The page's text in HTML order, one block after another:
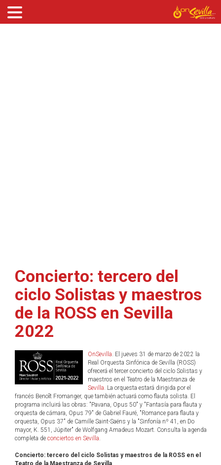
Concierto: tercero del
ciclo Solistas y maestros
de la ROSS en Sevilla
2022
OnSevilla. El jueves 31 de marzo de 2022 la
Real Orquesta Sinfónica de Sevilla (ROSS)
ofrecerá el tercer concierto del ciclo Solistas y
maestros en el Teatro de la Maestranza de
Sevilla. La orquesta estará dirigida por el
francés Benoȋt Fromanger, que también actuará como flauta solista. El
programa incluirá las obras: "Pavana, Opus 50" y "Fantasía para flauta y
orquesta de cámara, Opus 79" de Gabriel Fauré, "Romance para flauta y
orquesta, Opus 37" de Camille Saint-Saëns y la "Sinfonía nº 41, en Do
mayor, K. 551, Júpiter" de Wolfgang Amadeus Mozart. Consulta la agenda
completa de conciertos en Sevilla.
Concierto: tercero del ciclo Solistas y maestros de la ROSS en el
Teatro de la Maestranza de Sevilla